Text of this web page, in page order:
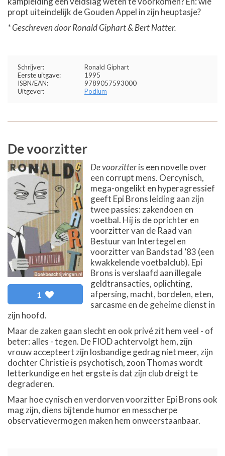
propt uiteindelijk de Gouden Appel in zijn heuptasje?
* Geschreven door Ronald Giphart & Bert Natter.
Schrijver:
Ronald Giphart
Eerste uitgave:
1995
ISBN/EAN:
9789057593000
Uitgever:
Podium
De voorzitter
1
De voorzitteris een novelle over
een corrupt mens. Oercynisch,
mega-ongelikt en hyperagressief
geeft Epi Brons leiding aan zijn
twee passies: zakendoen en
voetbal. Hij is de oprichter en
voorzitter van de Raad van
Bestuur van Intertegel en
voorzitter van Bandstad ’83 (een
kwakkelende voetbalclub). Epi
Brons is verslaafd aan illegale
geldtransacties, oplichting,
afpersing, macht, bordelen, eten,
sarcasme en de geheime dienst in
zijn hoofd.
Maar de zaken gaan slecht en ook privé zit hem veel - of
beter: alles - tegen. De FIOD achtervolgt hem, zijn
vrouw accepteert zijn losbandige gedrag niet meer, zijn
dochter Christie is psychotisch, zoon Thomas wordt
letterkundige en het ergste is dat zijn club dreigt te
degraderen.
Maar hoe cynisch en verdorven voorzitter Epi Brons ook
mag zijn, diens bijtende humor en messcherpe
observatievermogen maken hem onweerstaanbaar.